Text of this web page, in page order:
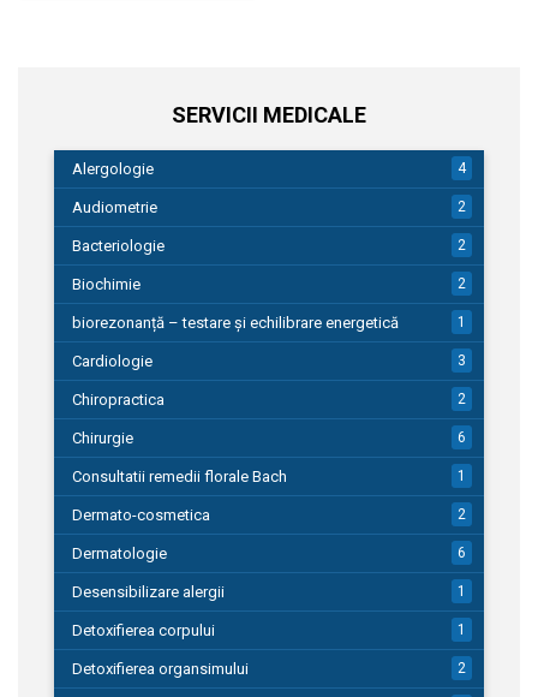
SERVICII MEDICALE
Alergologie 4
Audiometrie 2
Bacteriologie 2
Biochimie 2
biorezonanță – testare și echilibrare energetică 1
Cardiologie 3
Chiropractica 2
Chirurgie 6
Consultatii remedii florale Bach 1
Dermato-cosmetica 2
Dermatologie 6
Desensibilizare alergii 1
Detoxifierea corpului 1
Detoxifierea organsimului 2